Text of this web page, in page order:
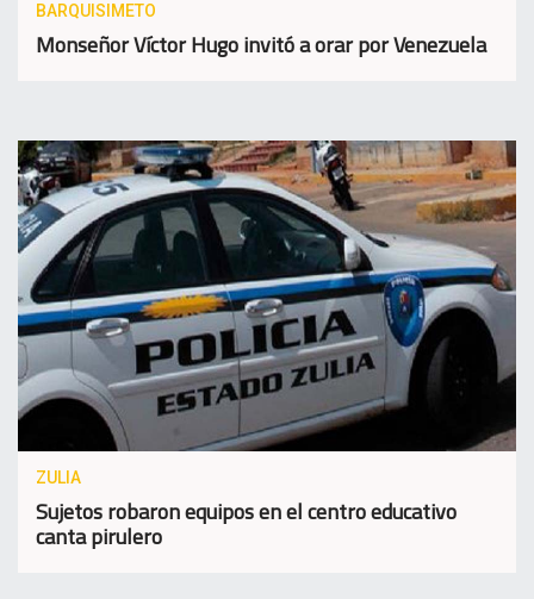
BARQUISIMETO
Monseñor Víctor Hugo invitó a orar por Venezuela
ZULIA
Sujetos robaron equipos en el centro educativo
canta pirulero